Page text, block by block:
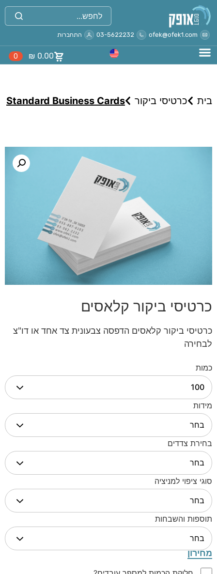
ofek@ofek1.com
03-5622232 התחברות
₪ 0.00
0
בית כרטיסי ביקור Standard Business Cards
כרטיסי ביקור קלאסים
כרטיסי ביקור קלאסים הדפסה צבעונית צד אחד או דו"צ
לבחירה
כמות
מידות
בחירת צדדים
סוגי ציפוי למניציה
תוספות והשבחות
מחירון